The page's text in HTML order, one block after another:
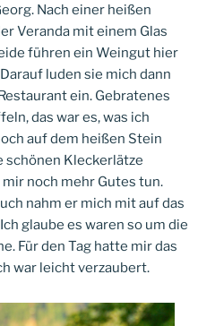
Nach einer heißen
Veranda mit einem Glas
führen ein Weingut hier
luden sie mich dann
ein. Gebratenes
das war es, was ich
auf dem heißen Stein
schönen Kleckerlätze
noch mehr Gutes tun.
nahm er mich mit auf das
glaube es waren so um die
Für den Tag hatte mir das
war leicht verzaubert.